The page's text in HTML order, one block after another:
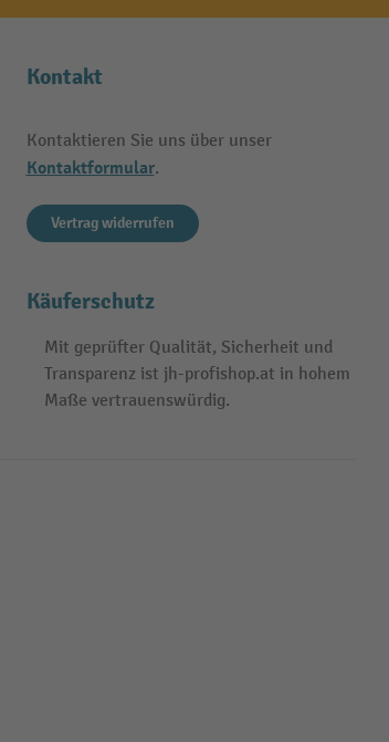
Kontakt
Kontaktieren Sie uns über unser
Kontaktformular.
Vertrag widerrufen
Käuferschutz
Mit geprüfter Qualität, Sicherheit und
Transparenz ist jh-profishop.at in hohem
Maße vertrauenswürdig.